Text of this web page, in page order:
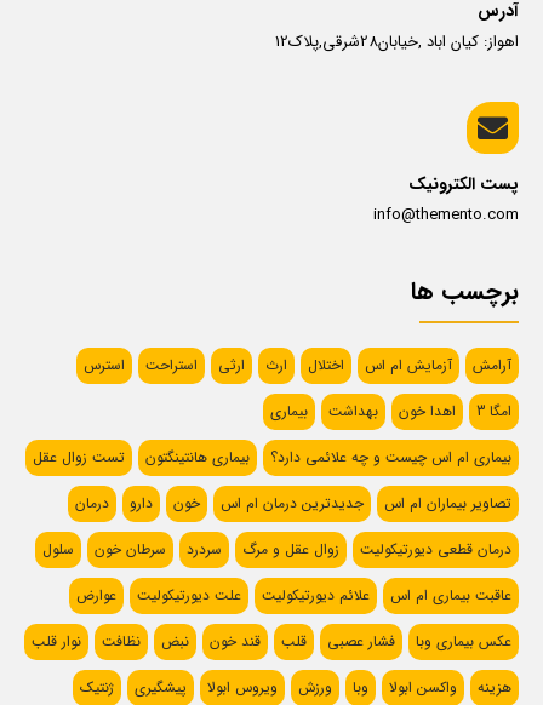
آدرس
اهواز: کیان اباد ,خیابان28شرقی,پلاک12
پست الکترونیک
info@themento.com
برچسب ها
آرامش آزمایش ام اس اختلال ارث ارثی استراحت
استرس
امگا 3
اهدا خون بهداشت
بیماری
بیماری ام اس چیست و چه علائمی دارد؟
بیماری هانتینگتون
تست زوال عقل
تصاویر بیماران ام اس
جدیدترین درمان ام اس خون دارو
درمان
درمان قطعی دیورتیکولیت
زوال عقل و مرگ سردرد سرطان خون
سلول
عاقبت بیماری ام اس
علائم دیورتیکولیت علت دیورتیکولیت
عوارض
عکس بیماری وبا
فشار عصبی قلب قند خون نبض نظافت
نوار قلب
هزینه
واکسن ابولا وبا ورزش ویروس ابولا پیشگیری
ژنتیک